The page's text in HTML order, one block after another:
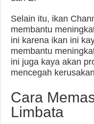
Selain itu, ikan
membantu
ini karena ikan ini
membantu
ini juga kaya akan
mencegah
Cara
Limbata